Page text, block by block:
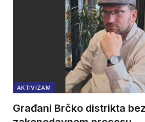
AKTIVIZAM
Građani Brčko distrikta